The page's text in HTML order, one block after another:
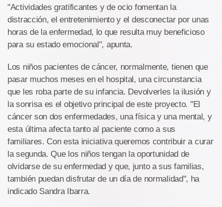
"Actividades gratificantes y de ocio fomentan la
distracción, el entretenimiento y el desconectar por unas
horas de la enfermedad, lo que resulta muy beneficioso
para su estado emocional", apunta.
Los niños pacientes de cáncer, normalmente, tienen que
pasar muchos meses en el hospital, una circunstancia
que les roba parte de su infancia. Devolverles la ilusión y
la sonrisa es el objetivo principal de este proyecto. "El
cáncer son dos enfermedades, una física y una mental, y
esta última afecta tanto al paciente como a sus
familiares. Con esta iniciativa queremos contribuir a curar
la segunda. Que los niños tengan la oportunidad de
olvidarse de su enfermedad y que, junto a sus familias,
también puedan disfrutar de un día de normalidad", ha
indicado Sandra Ibarra.